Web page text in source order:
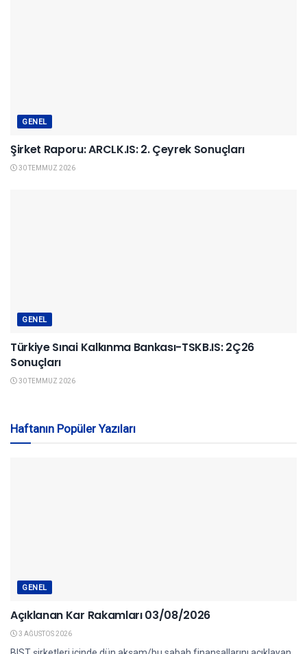
GENEL
Şirket Raporu: ARCLK.IS: 2. Çeyrek Sonuçları
30 TEMMUZ 2026
GENEL
Türkiye Sınai Kalkınma Bankası-TSKB.IS: 2Ç26
Sonuçları
30 TEMMUZ 2026
Haftanın Popüler Yazıları
GENEL
Açıklanan Kar Rakamları 03/08/2026
3 AĞUSTOS 2026